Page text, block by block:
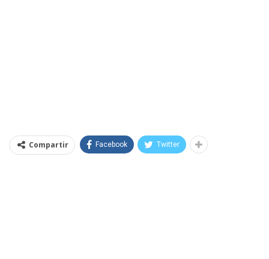
Compartir Facebook Twitter